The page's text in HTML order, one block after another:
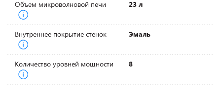
Объем микроволновой печи
23 л
Внутреннее покрытие стенок Эмаль
Количество уровней мощности 8